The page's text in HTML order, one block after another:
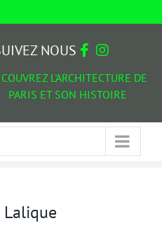
L'ARCHITECTURE DE
PARIS ET SON HISTOIRE
NOUS
Lalique